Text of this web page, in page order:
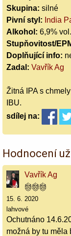
Skupina: silné
Pivní styl: India
Alkohol: 6,9% vol.
Stupňovitost/
Doplňující info:
Zadal: Vavřík Ag
Žitná IPA s
IBU.
sdílej na:
Hodnocení
Vavřík Ag
15. 6. 2020
lahvové
Ochutnáno
možná by tu měla